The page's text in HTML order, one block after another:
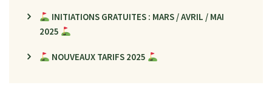
INITIATIONS GRATUITES : MARS / AVRIL / MAI
2025
NOUVEAUX TARIFS 2025